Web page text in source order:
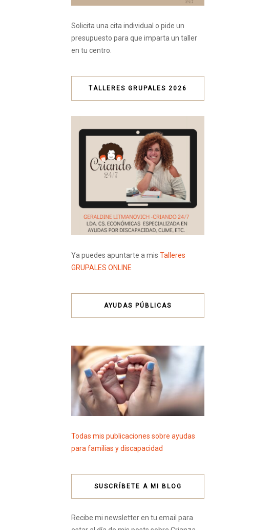
Solicita una cita individual o pide un
presupuesto para que imparta un taller
en tu centro.
TALLERES GRUPALES 2026
Ya puedes apuntarte a mis Talleres
GRUPALES ONLINE
AYUDAS PÚBLICAS
Todas mis publicaciones sobre ayudas
para familias y discapacidad
SUSCRÍBETE A MI BLOG
Recibe mi newsletter en tu email para